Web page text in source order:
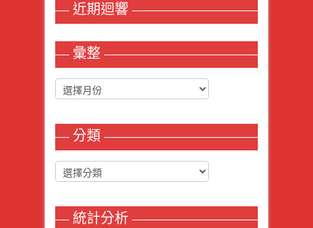
近期迴響
彙整
分類
統計分析